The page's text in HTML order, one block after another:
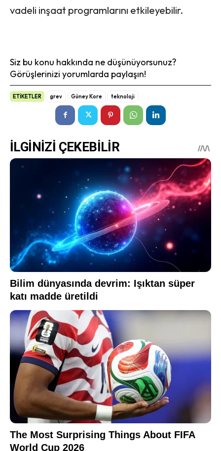
vadeli inşaat programlarını etkileyebilir.
Siz bu konu hakkında ne düşünüyorsunuz?
Görüşlerinizi yorumlarda paylaşın!
ETİKETLER grev Güney Kore teknoloji